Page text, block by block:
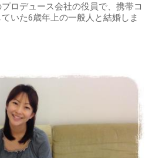
ロデュース会社の役員で、携帯コ
いた6歳年上の一般人と結婚しま